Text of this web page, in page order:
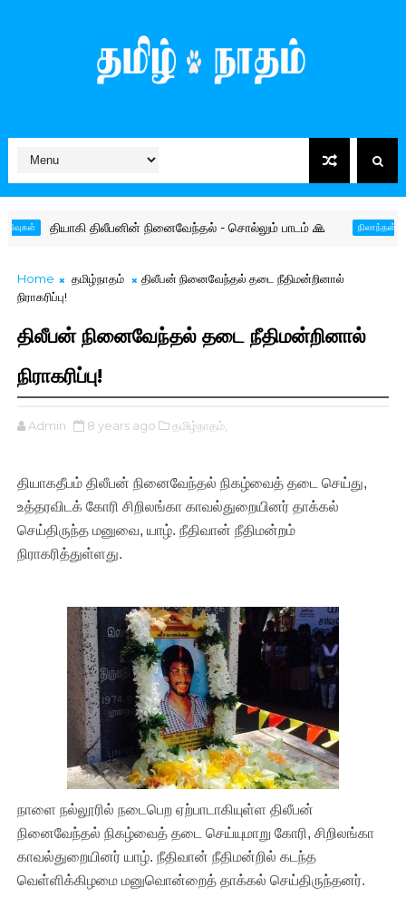
தியாகி திலீபனின் நினைவேந்தல் - சொல்லும் பாடம் 🙏 நிலாந்தன்
Home தமிழ்நாதம்
திலீபன் நினைவேந்தல் தடை நீதிமன்றினால்
நிராகரிப்பு!
திலீபன் நினைவேந்தல் தடை நீதிமன்றினால்
நிராகரிப்பு!
Admin 8 years ago தமிழ்நாதம்,
தியாகதீபம் திலீபன் நினைவேந்தல் நிகழ்வைத் தடை செய்து,
உத்தரவிடக் கோரி சிறிலங்கா காவல்துறையினர் தாக்கல்
செய்திருந்த மனுவை, யாழ். நீதிவான் நீதிமன்றம்
நிராகரித்துள்ளது.
நாளை நல்லூரில் நடைபெற ஏற்பாடாகியுள்ள திலீபன்
நினைவேந்தல் நிகழ்வைத் தடை செய்யுமாறு கோரி, சிறிலங்கா
காவல்துறையினர் யாழ். நீதிவான் நீதிமன்றில் கடந்த
வெள்ளிக்கிழமை மனுவொன்றைத் தாக்கல் செய்திருந்தனர்.